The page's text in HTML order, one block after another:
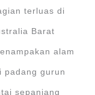
terluas di
Barat
alam
padang gurun
sepanjang